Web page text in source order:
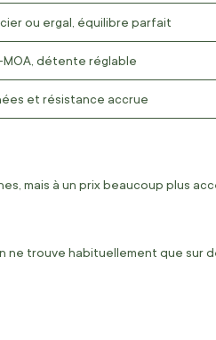
ou ergal, équilibre parfait
MOA, détente réglable
et résistance accrue
mais à un prix beaucoup plus
trouve habituellement que sur